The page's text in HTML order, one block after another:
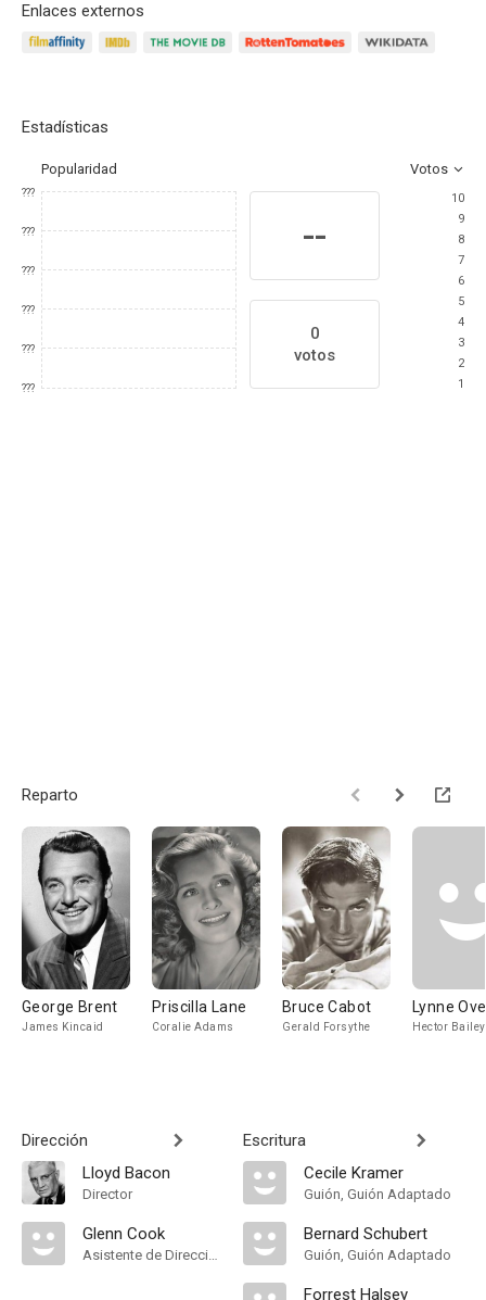
Enlaces externos
Estadísticas
Popularidad Votos
???
???
???
???
???
???
--
0
votos
10
9
8
7
6
5
4
3
2
1
Reparto
George Brent
James Kincaid
Priscilla Lane
Coralie Adams
Bruce Cabot
Gerald Forsythe
Lynne
Hector Bailey
Dirección
Lloyd Bacon
Director
Glenn Cook
Asistente de Dirección
Escritura
Cecile Kramer
Guión, Guión Adaptado
Bernard Schubert
Guión, Guión Adaptado
Forrest Halsey